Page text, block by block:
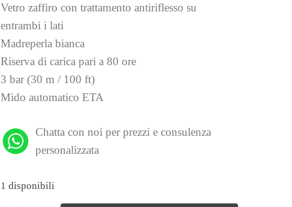
Vetro zaffiro con trattamento antiriflesso su
entrambi i lati
Madreperla bianca
Riserva di carica pari a 80 ore
3 bar (30 m / 100 ft)
Mido automatico ETA
Chatta con noi per prezzi e consulenza
personalizzata
1 disponibili